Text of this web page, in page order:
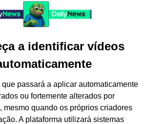
a identificar vídeos
passará a aplicar automaticamente
, mesmo quando os próprios criadores
A plataforma utilizará sistemas